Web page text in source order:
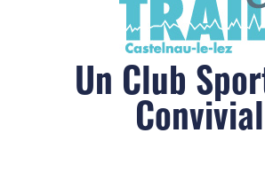
Un Club
Convivial